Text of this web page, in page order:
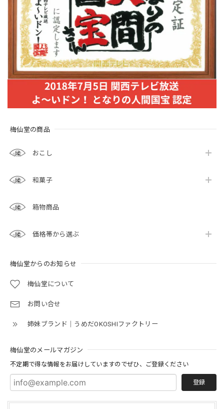
梅仙堂の商品
おこし
和菓子
箱物商品
価格帯から選ぶ
梅仙堂からのお知らせ
梅仙堂について
お問い合せ
姉妹ブランド｜うめだOKOSHIファクトリー
梅仙堂のメールマガジン
不定期で得な情報をお届けしていますのでぜひ、ご登録ください
登録